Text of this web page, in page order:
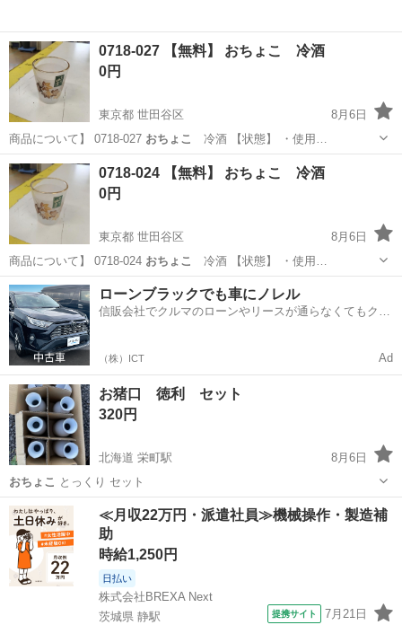
0718-027 【無料】 おちょこ 冷酒
0円
東京都 世田谷区
8月6日
商品について】 0718-027 おちょこ 冷酒 【状態】 ・使用…
東京 世田谷区 おちょこ
0718-024 【無料】 おちょこ 冷酒
0円
東京都 世田谷区
8月6日
商品について】 0718-024 おちょこ 冷酒 【状態】 ・使用…
東京 世田谷区 食器 おちょこ
ローンブラックでも車にノレル
信販会社でクルマのローンやリースが通らなくてもクル
（株）ICT Ad
お猪口 徳利 セット
320円
北海道 栄町駅
8月6日
おちょこ とっくり セット
北海道 札幌市 栄町駅 その他
≪月収22万円・派遣社員≫機械操作・製造補
助
時給1,250円
日払い
株式会社BREXA Next
茨城県 静駅
提携サイト 7月21日